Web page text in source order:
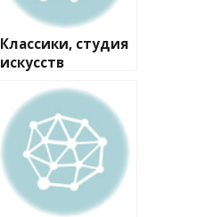
Классики, студия
искусств